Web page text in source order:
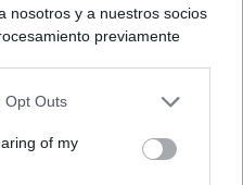
nosotros y a nuestros socios
previamente
en cuenta que algún
tiene el derecho de
preferencias se aplicarán
Opt Outs
of my